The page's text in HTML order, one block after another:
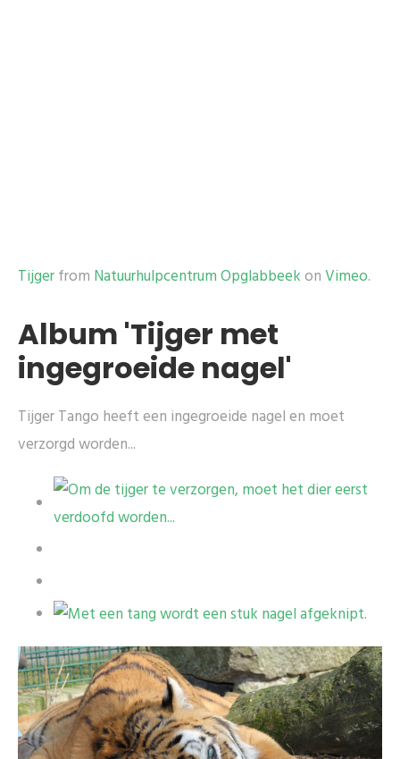
Tijgerfrom Natuurhulpcentrum OpglabbeekonVimeo.
Album 'Tijger met
ingegroeide nagel'
Tijger Tango heeft een ingegroeide nagel en moet
verzorgd worden...